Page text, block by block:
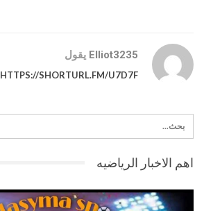
Elliot3235 يقول
HTTPS://SHORTURL.FM/U7D7F
اهم الاخبار الرياضيه